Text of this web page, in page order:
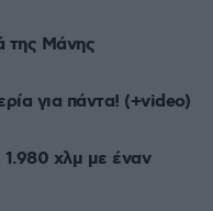
της Μάνης
για πάντα! (+video)
1.980 χλμ με έναν